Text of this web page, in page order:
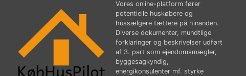
Vores online-platform fører
potentielle huskøbere og
hussælgere tættere på hinanden.
Diverse dokumenter, mundtlige
forklaringer og beskrivelser udført
af 3. part som ejendomsmægler,
byggesagkyndig,
energikonsulenter mf. styrke